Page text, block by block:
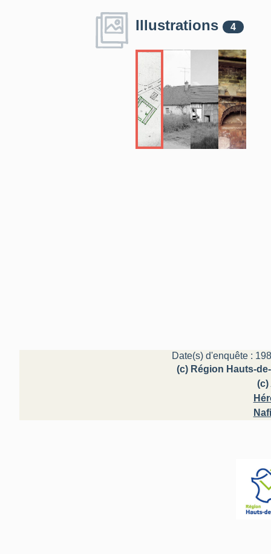
Illustrations 4
Date(s) d'enquête :
(c) Région Hauts-
(c)